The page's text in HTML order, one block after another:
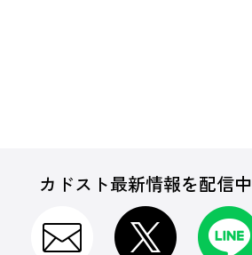
カドスト最新情報を配信中